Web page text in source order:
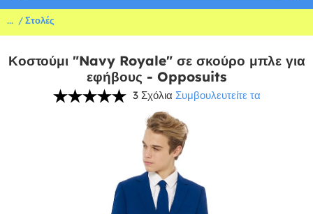
... Στολές
Κοστούμι "Navy Royale" σε σκούρο μπλε για
εφήβους - Opposuits
3 Σχόλια Συμβουλευτείτε τα